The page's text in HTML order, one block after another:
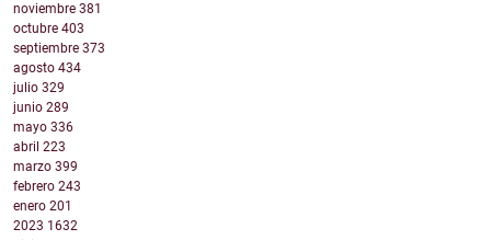
noviembre 381
octubre 403
septiembre 373
agosto 434
julio 329
junio 289
mayo 336
abril 223
marzo 399
febrero 243
enero 201
2023 1632